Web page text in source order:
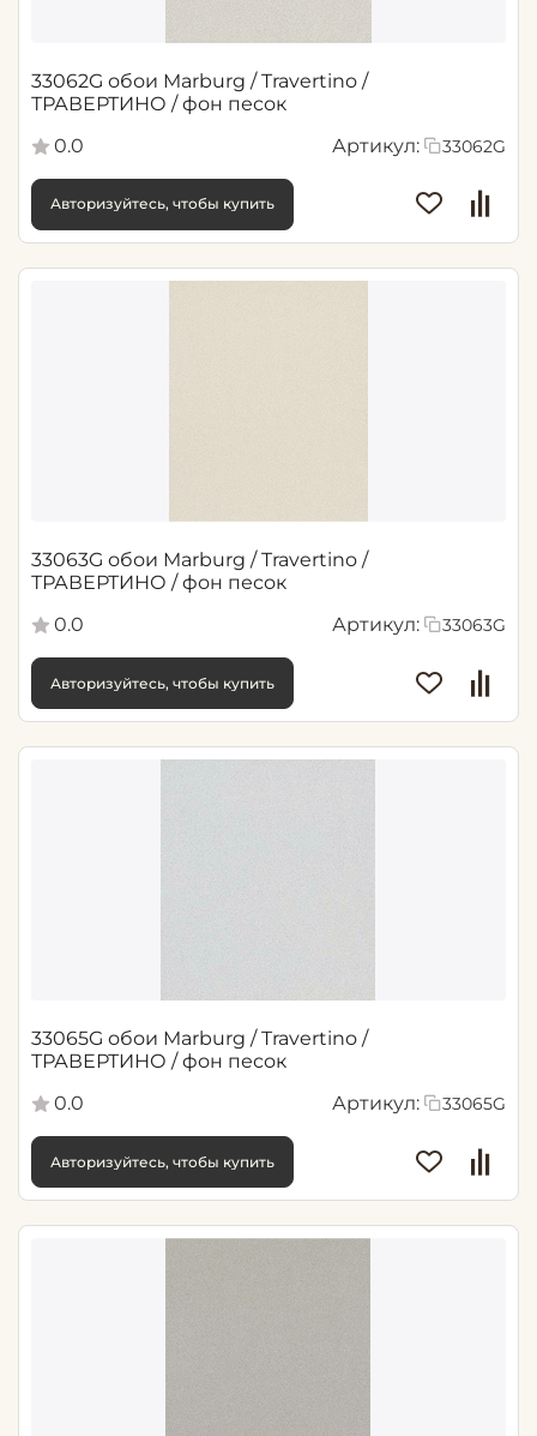
33062G обои Marburg / Travertino /
ТРАВЕРТИНО / фон песок
0.0
Артикул: 33062G
Авторизуйтесь, чтобы купить
33063G обои Marburg / Travertino /
ТРАВЕРТИНО / фон песок
0.0
Артикул: 33063G
Авторизуйтесь, чтобы купить
33065G обои Marburg / Travertino /
ТРАВЕРТИНО / фон песок
0.0
Артикул: 33065G
Авторизуйтесь, чтобы купить